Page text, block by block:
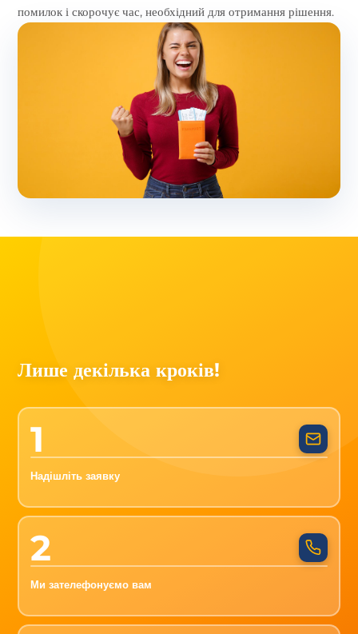
помилок і скорочує час, необхідний для отримання рішення.
Лише декілька кроків!
1
Надішліть заявку
2
Ми зателефонуємо вам